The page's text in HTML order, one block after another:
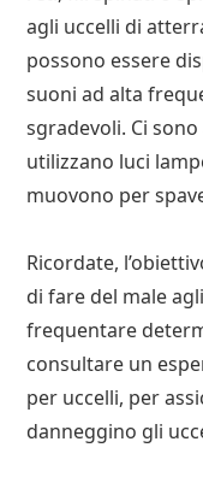
agli uccelli di
possono essere
suoni ad alta
sgradevoli. Ci
utilizzano luci
muovono per
Ricordate,
di fare del male
frequentare
consultare un
per uccelli, per
danneggino gli